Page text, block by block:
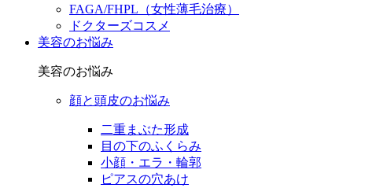
FAGA/FHPL（女性薄毛治療）
ドクターズコスメ
美容のお悩み
美容のお悩み
顔と頭皮のお悩み
二重まぶた形成
目の下のふくらみ
小顔・エラ・輪郭
ピアスの穴あけ